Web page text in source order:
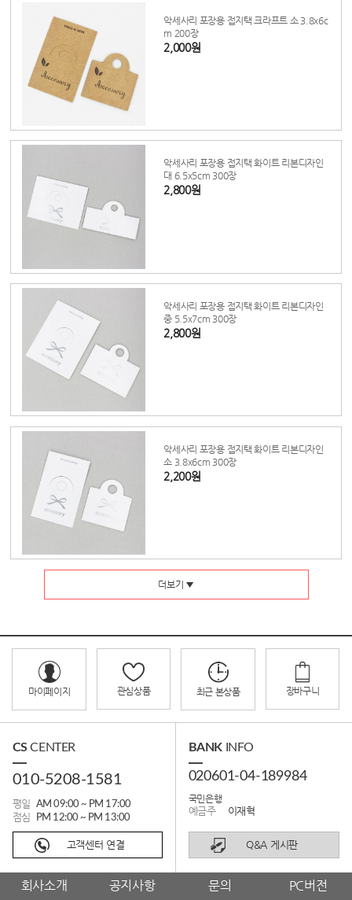
악세사리 포장용 접지택 크라프트 소 3.8x6c
m 200장
2,000원
악세사리 포장용 접지택 화이트 리본디자인
대 6.5x5cm 300장
2,800원
악세사리 포장용 접지택 화이트 리본디자인
중 5.5x7cm 300장
2,800원
악세사리 포장용 접지택 화이트 리본디자인
소 3.8x6cm 300장
2,200원
더보기 ▼
마이페이지 관심상품 최근 본상품 장바구니
CSCENTER
010-5208-1581
평일
AM 09:00 ~ PM 17:00
점심
PM 12:00 ~ PM 13:00
BANK INFO
020601-04-189984
국민은행
예금주 이재혁
고객센터 연결 Q&A 게시판
회사소개 공지사항 문의 PC버전